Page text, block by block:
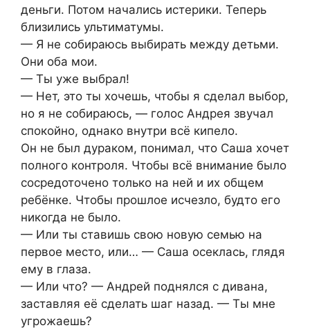
деньги. Потом начались истерики. Теперь
близились ультиматумы.
— Я не собираюсь выбирать между детьми.
Они оба мои.
— Ты уже выбрал!
— Нет, это ты хочешь, чтобы я сделал выбор,
но я не собираюсь, — голос Андрея звучал
спокойно, однако внутри всё кипело.
Он не был дураком, понимал, что Саша хочет
полного контроля. Чтобы всё внимание было
сосредоточено только на ней и их общем
ребёнке. Чтобы прошлое исчезло, будто его
никогда не было.
— Или ты ставишь свою новую семью на
первое место, или… — Саша осеклась, глядя
ему в глаза.
— Или что? — Андрей поднялся с дивана,
заставляя её сделать шаг назад. — Ты мне
угрожаешь?